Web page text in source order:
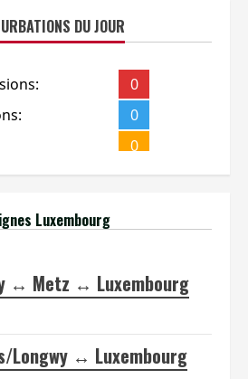
DU JOUR
Luxembourg
↔ Metz ↔ Luxembourg
Longwy ↔ Luxembourg